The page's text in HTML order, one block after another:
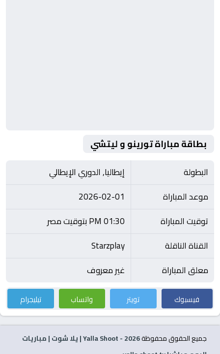
بطاقة مباراة تورينو و ليتشي
البطولة
إيطاليا, الدوري الإيطالي
موعد المباراة
2026-02-01
توقيت المباراة
01:30 PM بتوقيت مصر
القناة الناقلة
Starzplay
معلق المباراة
غير معروف
فيسبوك تويتر واتساب تيليجرام
جميع الحقوق محفوظة2026
- Yalla Shoot | يلا شوت | مباريات